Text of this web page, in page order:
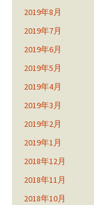
2019年8月
2019年7月
2019年6月
2019年5月
2019年4月
2019年3月
2019年2月
2019年1月
2018年12月
2018年11月
2018年10月